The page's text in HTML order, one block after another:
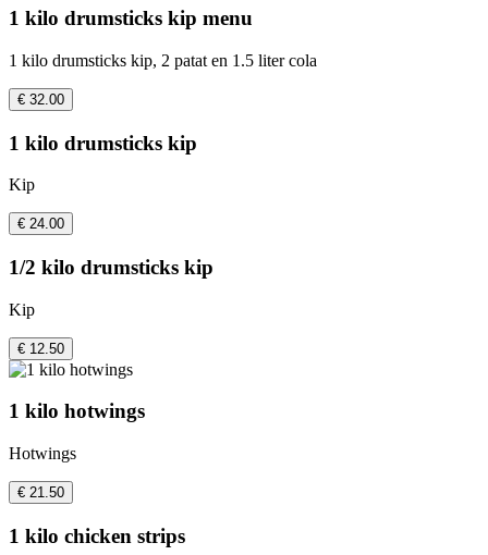
1 kilo drumsticks kip menu
1 kilo drumsticks kip, 2 patat en 1.5 liter cola
€ 32.00
1 kilo drumsticks kip
Kip
€ 24.00
1/2 kilo drumsticks kip
Kip
€ 12.50
1 kilo hotwings
Hotwings
€ 21.50
1 kilo chicken strips